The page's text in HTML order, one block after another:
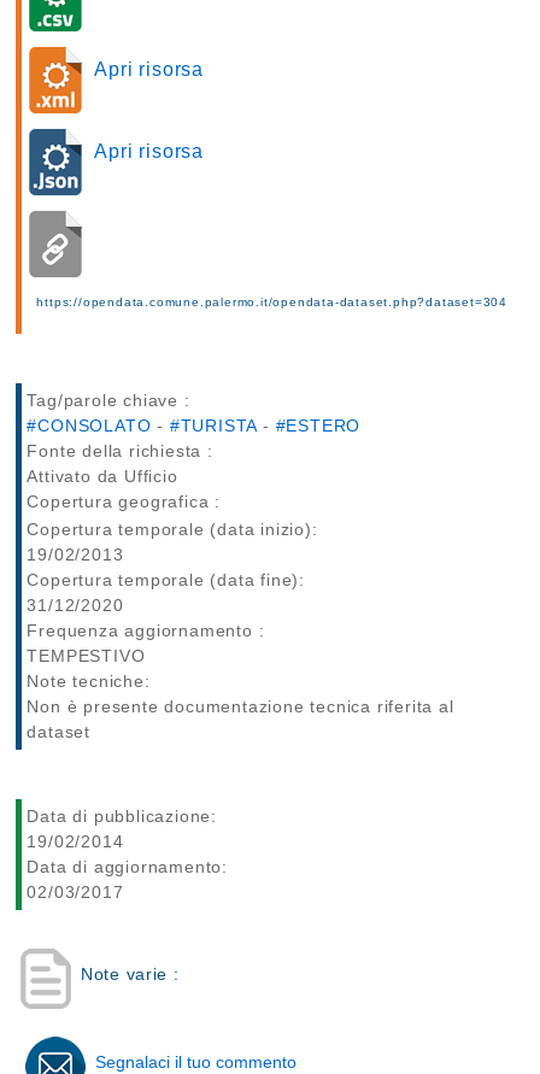
Apri risorsa
Apri risorsa
https://opendata.comune.palermo.it/opendata-dataset.php?dataset=304
Tag/parole chiave :
#CONSOLATO - #TURISTA - #ESTERO
Fonte della richiesta :
Attivato da Ufficio
Copertura geografica :
Copertura temporale (data inizio):
19/02/2013
Copertura temporale (data fine):
31/12/2020
Frequenza aggiornamento :
TEMPESTIVO
Note tecniche:
Non è presente documentazione tecnica riferita al
dataset
Data di pubblicazione:
19/02/2014
Data di aggiornamento:
02/03/2017
Note varie :
Segnalaci il tuo commento